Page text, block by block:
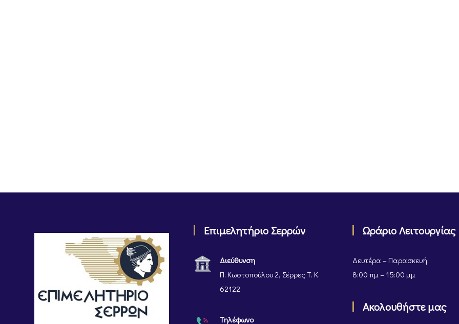
Επιμελητήριο Σερρών
Διεύθυνση
Π. Κωστοπούλου 2, Σέρρες Τ. Κ.
62122
Τηλέφωνο
Ωράριο Λειτουργίας
Δευτέρα – Παρασκευή:
8:00 πμ – 15:00 μμ
Ακολουθήστε μας